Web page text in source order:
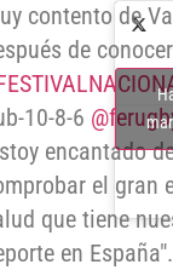
contento de
de
10-8-6
encantado
el gran
que tiene
en España".